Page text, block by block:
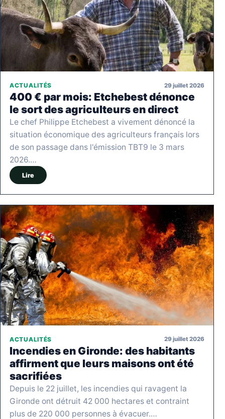
ACTUALITÉS 29 juillet 2026
400 € par mois: Etchebest dénonce
le sort des agriculteurs en direct
Le chef Philippe Etchebest a vivement dénoncé la
situation économique des agriculteurs français lors
de son passage dans l'émission TBT9 le 3 mars
2026.…
Lire
ACTUALITÉS 29 juillet 2026
Incendies en Gironde: des habitants
affirment que leurs maisons ont été
sacrifiées
Depuis le 22 juillet, les incendies qui ravagent la
Gironde ont détruit 42 000 hectares et contraint
plus de 220 000 personnes à évacuer.…